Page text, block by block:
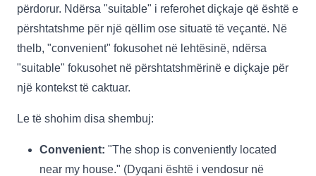
përdorur. Ndërsa "suitable" i referohet diçkaje që është e
përshtatshme për një qëllim ose situatë të veçantë. Në
thelb, "convenient" fokusohet në lehtësinë, ndërsa
"suitable" fokusohet në përshtatshmërinë e diçkaje për
një kontekst të caktuar.
Le të shohim disa shembuj:
Convenient: "The shop is conveniently located
near my house." (Dyqani është i vendosur në